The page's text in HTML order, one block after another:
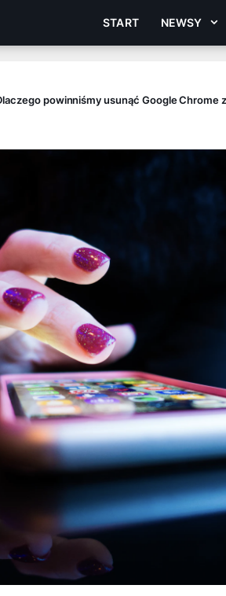
START NEWSY
powinniśmy usunąć Google Chrome